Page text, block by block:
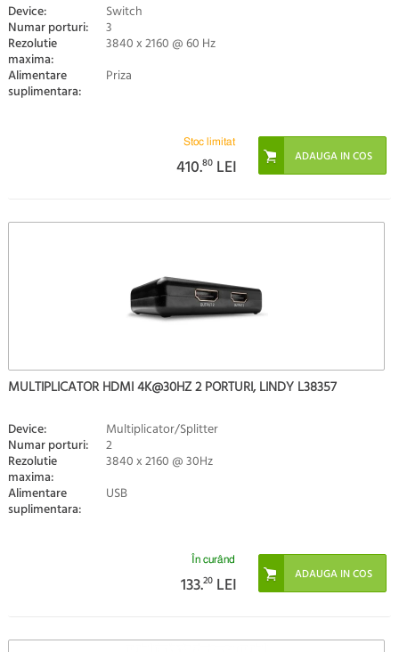
Device: Switch
Numar porturi: 3
Rezolutie
maxima:
3840 x 2160 @ 60 Hz
Alimentare
suplimentara:
Priza
Stoc limitat
410.80 LEI
MULTIPLICATOR HDMI 4K@30HZ 2 PORTURI, LINDY L38357
Device: Multiplicator/Splitter
Numar porturi: 2
Rezolutie
maxima:
3840 x 2160 @ 30Hz
Alimentare
suplimentara:
USB
În curând
133.20 LEI